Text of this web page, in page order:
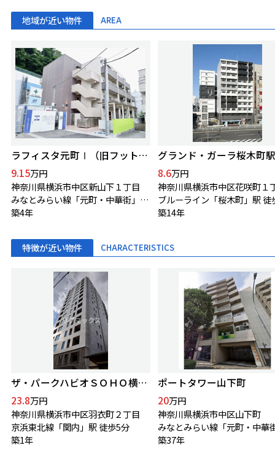
地域が近い物件 AREA
ラフィスタ元町Ⅰ（旧フットヒルズ元町）
9.15万円
神奈川県横浜市中区新山下１丁目
みなとみらい線「元町・中華街」駅 徒歩5分
築4年
グランド・ガーラ桜木町
8.6万円
神奈川県横浜市中区花咲町１
ブルーライン「桜木町」駅 徒
築14年
特徴が近い物件 CHARACTERISTICS
ザ・パークハビオＳＯＨＯ横浜関内
23.8万円
神奈川県横浜市中区羽衣町２丁目
京浜東北線「関内」駅 徒歩5分
築1年
ポートタワー山下町
20万円
神奈川県横浜市中区山下町
築37年